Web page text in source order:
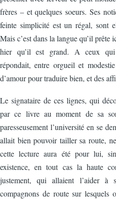
frères – et quelques soeurs. Ses
feinte simplicité est un régal, sont
Mais c’est dans la langue qu’il prête
hier qu’il est grand. A ceux qui
répondait, entre orgueil et
d’amour pour traduire bien, et des
Le signataire de ces lignes, qui
par ce livre au moment de sa
paresseusement l’université en se
allait bien pouvoir tailler sa route,
cette lecture aura été pour lui,
existence, en tout cas la haute
justement, qui allaient l’aider
compagnons de route sur lesquels